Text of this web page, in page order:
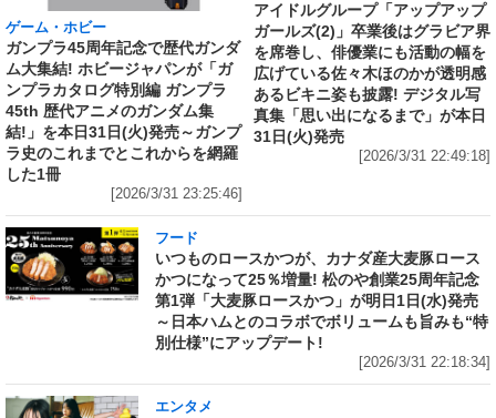
ゲーム・ホビー
ガンプラ45周年記念で歴代ガンダ
ム大集結! ホビージャパンが「ガ
ンプラカタログ特別編 ガンプラ
45th 歴代アニメのガンダム集
結!」を本日31日(火)発売～ガンプ
ラ史のこれまでとこれからを網羅
した1冊
[2026/3/31 23:25:46]
アイドルグループ「アップアップ
ガールズ(2)」卒業後はグラビア界
を席巻し、俳優業にも活動の幅を
広げている佐々木ほのかが透明感
あるビキニ姿も披露! デジタル写
真集「思い出になるまで」が本日
31日(火)発売
[2026/3/31 22:49:18]
フード
いつものロースかつが、カナダ産大麦豚ロース
かつになって25％増量! 松のや創業25周年記念
第1弾「大麦豚ロースかつ」が明日1日(水)発売
～日本ハムとのコラボでボリュームも旨みも“特
別仕様”にアップデート!
[2026/3/31 22:18:34]
エンタメ